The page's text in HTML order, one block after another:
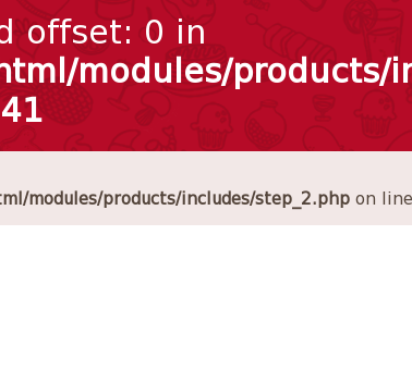
offset: 0 in
modules/products/
41
modules/products/includes/step_2.php on line